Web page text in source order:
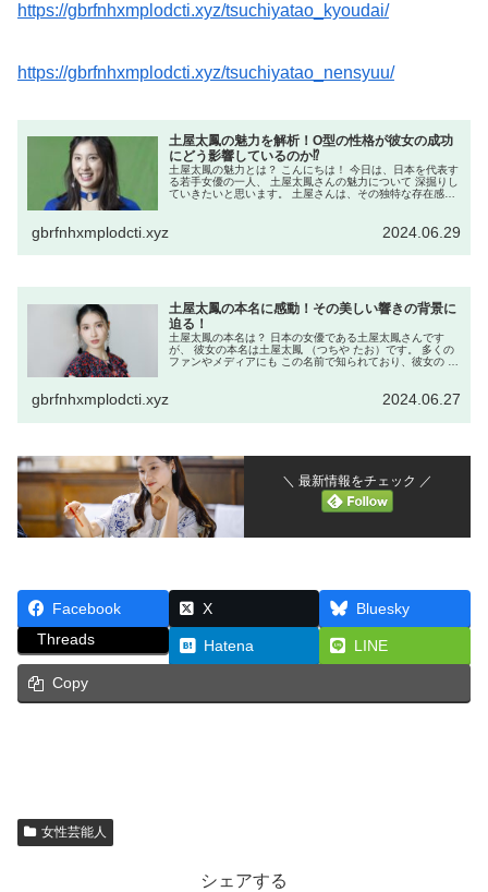
https://gbrfnhxmplodcti.xyz/tsuchiyatao_kyoudai/
https://gbrfnhxmplodcti.xyz/tsuchiyatao_nensyuu/
土屋太鳳の魅力を解析！O型の性格が彼女の成功
にどう影響しているのか⁉
土屋太鳳の魅力とは？ こんにちは！ 今日は、日本を代表す
る若手女優の一人、 土屋太鳳さんの魅力について 深掘りし
ていきたいと思います。 土屋さんは、その独特な存在感と
gbrfnhxmplodcti.xyz 2024.06.29
土屋太鳳の本名に感動！その美しい響きの背景に
迫る！
土屋太鳳の本名は？ 日本の女優である土屋太鳳さんです
が、 彼女の本名は土屋太鳳 （つちや たお）です。 多くの
ファンやメディアにも この名前で知られており、彼女の 活
gbrfnhxmplodcti.xyz 2024.06.27
＼ 最新情報をチェック ／
Facebook X
Bluesky
Threads
Hatena LINE
Copy
女性芸能人
シェアする